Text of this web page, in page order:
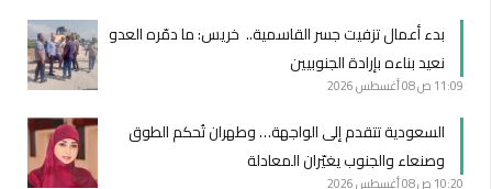
بدء أعمال تزفيت جسر القاسمية.. خريس: ما دمّره العدو
نعيد بناءه بإرادة الجنوبيين
11:09 ص 08 أغسطس 2026
السعودية تتقدم إلى الواجهة… وطهران تُحكم الطوق
وصنعاء والجنوب يغيّران المعادلة
10:20 ص 08 أغسطس 2026